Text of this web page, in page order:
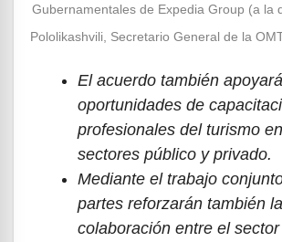
Gubernamentales de Expedia Group (a la
Pololikashvili, Secretario General de la
El acuerdo también
oportunidades de
profesionales del turismo
sectores público y privado.
Mediante el trabajo
partes reforzarán también la
colaboración entre el